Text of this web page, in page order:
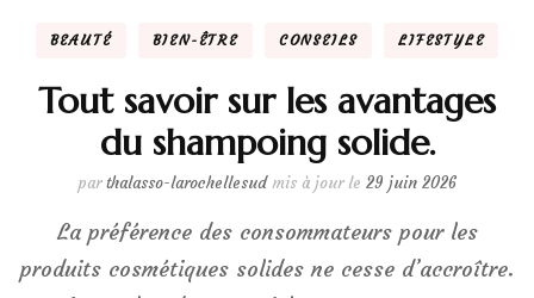
BEAUTÉ BIEN-ÊTRE CONSEILS LIFESTYLE
Tout savoir sur les avantages
du shampoing solide.
parthalasso-larochellesud mis à jour le 29 juin 2026
La préférence des consommateurs pour les
produits cosmétiques solides ne cesse d’accroître.